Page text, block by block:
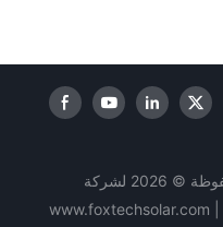
جميع الحقوق محفوظة © 2026 لشركة FOXTECH
www.foxtechsolar.com